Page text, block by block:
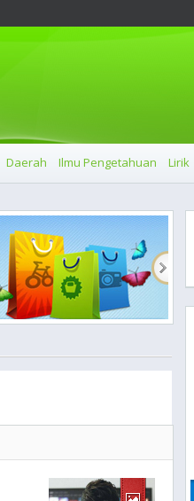
Daerah Ilmu Pengetahuan Lirik